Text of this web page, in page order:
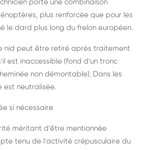
porte une combinaison
plus renforcée que pour les
le dard plus long du frelon européen.
nid peut être retiré après traitement
est inaccessible (fond d'un tronc
non démontable). Dans les
est neutralisée.
si nécessaire
méritant d'être mentionnée
tenu de l'activité crépusculaire du